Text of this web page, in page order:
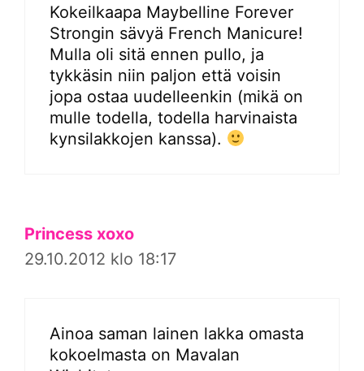
Kokeilkaapa Maybelline Forever
Strongin sävyä French Manicure!
Mulla oli sitä ennen pullo, ja
tykkäsin niin paljon että voisin
jopa ostaa uudelleenkin (mikä on
mulle todella, todella harvinaista
kynsilakkojen kanssa).
Princess xoxo
29.10.2012 klo 18:17
Ainoa saman lainen lakka omasta
kokoelmasta on Mavalan